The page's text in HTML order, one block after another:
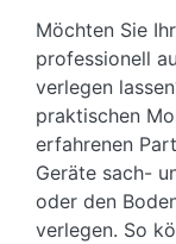
Möchten Sie
professionell
verlegen
praktischen
erfahrenen
Geräte sach-
oder den
verlegen. So